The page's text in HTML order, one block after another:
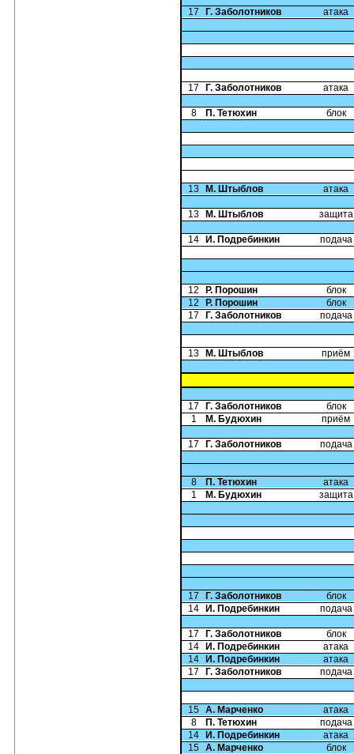
17 Г. Заболотников атака
17 Г. Заболотников атака
8 П. Тетюхин блок
13 М. Штыблов атака
13 М. Штыблов защита
14 И. Подребинкин подача
12 Р. Порошин
блок
12
Р. Порошин
блок
17
Г. Заболотников подача
13 М. Штыблов приём
17 Г. Заболотников
блок
1
М. Будюхин приём
17 Г. Заболотников подача
8 П. Тетюхин
атака
1
М. Будюхин защита
17 Г. Заболотников
блок
14
И. Подребинкин подача
17 Г. Заболотников
блок
14
И. Подребинкин
атака
14
И. Подребинкин
атака
17
Г. Заболотников подача
15 А. Марченко
атака
8
П. Тетюхин
подача
14
И. Подребинкин
атака
15 А. Марченко
блок